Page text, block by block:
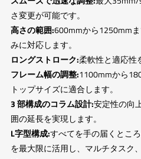
さ変更が可能です。
高さの範囲:600mmから1250mm
みに対応します。
ロングストローク:柔軟性と適応性
フレーム幅の調整:1100mmから
トップサイズに適合します。
3 部構成のコラム設計:安定性の向
囲の延長を実現します。
L字型構成:すべてを手の届くとこ
を最大限に活用し、マルチタスク